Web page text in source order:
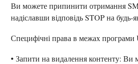
Ви можете припинити отримання
надіславши відповідь STOP на будь-
Специфічні права в межах
• Запити на видалення контенту: Ви